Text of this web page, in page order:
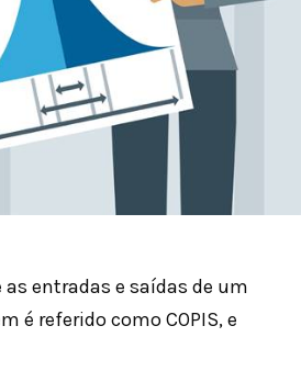
entradas e saídas de um
é referido como COPIS, e